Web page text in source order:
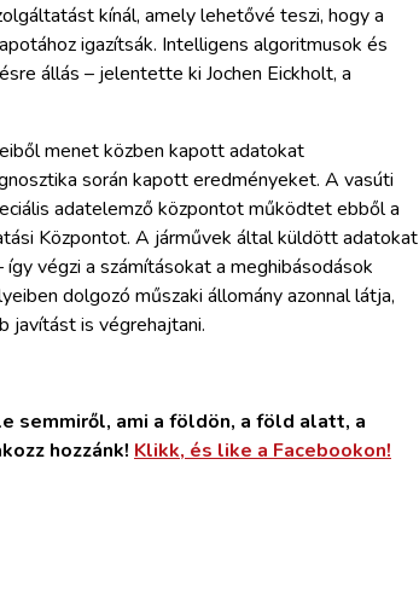
kínál, amely lehetővé teszi, hogy a
igazítsák. Intelligens algoritmusok és
állás – jelentette ki Jochen Eickholt, a
menet közben kapott adatokat
során kapott eredményeket. A vasúti
adatelemző központot működtet ebből a
Központot. A járművek által küldött adatokat
végzi a számításokat a meghibásodások
dolgozó műszaki állomány azonnal látja,
javítást is végrehajtani.
semmiről, ami a földön, a föld alatt, a
hozzánk! Klikk, és like a Facebookon!